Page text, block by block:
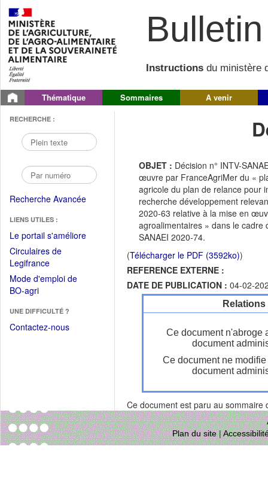
Instructions du ministère
Thématique Sommaires A venir
RECHERCHE :
Recherche Avancée
LIENS UTILES :
Le portail s'améliore(Fichier
Circulaires de
Legifrance(Ouvrir
dans
une
fenêtre)
Mode d'emploi de
BO-agri(Ouvrir
une
nouvelle
UNE DIFFICULTÉ ?
Contactez-nous
OBJET : Décision n° INTV-
œuvre par FranceAgriMer du «
agricole du plan de relance pour
recherche développement
2020-63 relative à la mise en
agroalimentaires » dans le cadre
SANAEI 2020-74.
(Télécharger le PDF (3592ko))
REFERENCE EXTERNE :
DATE DE PUBLICATION : 04-02-
Ce document n'abroge
document
Ce document ne
document
Ce document est paru au sommaire
Plan du site|